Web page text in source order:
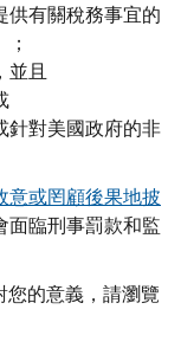
供有關稅務事宜的
並且
針對美國政府的非
意或罔顧後果地披
面臨刑事罰款和監
您的意義，請瀏覽